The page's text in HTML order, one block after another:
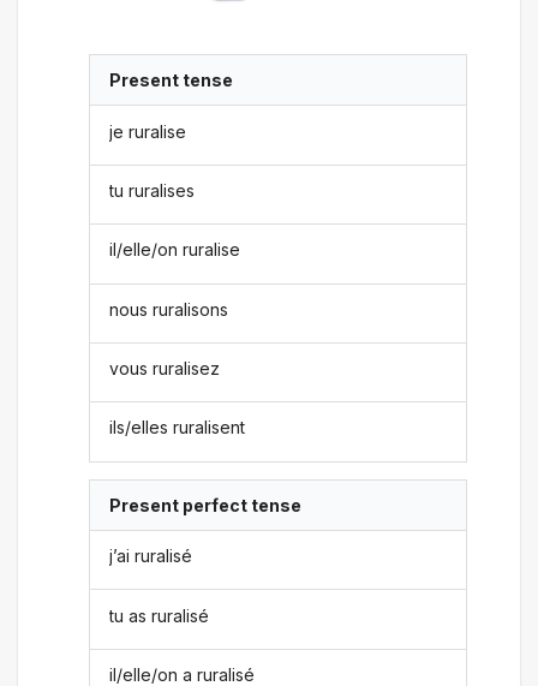
Present tense
je ruralise
tu ruralises
il/elle/on ruralise
nous ruralisons
vous ruralisez
ils/elles ruralisent
Present perfect tense
j’ai ruralisé
tu as ruralisé
il/elle/on a ruralisé